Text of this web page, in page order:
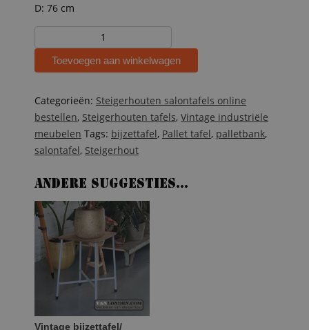
D: 76 cm
pallet
bijzet
met
houten
blad
aantal
Toevoegen aan winkelwagen
Categorieën: Steigerhouten salontafels online
bestellen, Steigerhouten tafels, Vintage industriële
meubelen Tags: bijzettafel, Pallet tafel, palletbank,
salontafel, Steigerhout
Andere suggesties…
Vintage bijzettafel/